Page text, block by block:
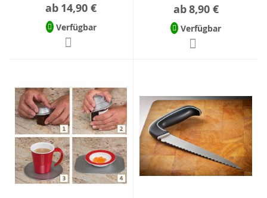
ab 14,90 €
Verfügbar
ab8,90 €
Verfügbar